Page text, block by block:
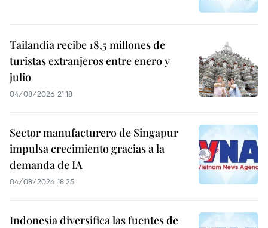
Tailandia recibe 18,5 millones de
turistas extranjeros entre enero y
julio
04/08/2026 21:18
Sector manufacturero de Singapur
impulsa crecimiento gracias a la
demanda de IA
04/08/2026 18:25
Indonesia diversifica las fuentes de